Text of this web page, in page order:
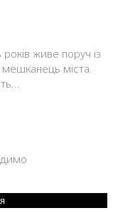
живе поруч із
міста.